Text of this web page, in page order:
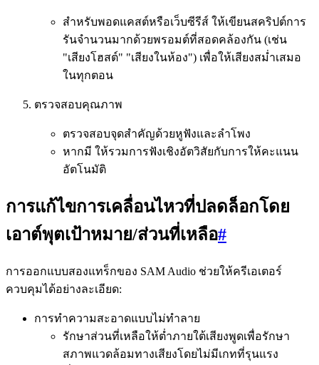
สำหรับพอดแคสต์หรือเว็บซีรีส์ ให้เขียนสคริปต์การ
รันจำนวนมากด้วยพรอมต์ที่สอดคล้องกัน (เช่น
"เสียงโฮสต์" "เสียงในห้อง") เพื่อให้เสียงสม่ำเสมอ
ในทุกตอน
ตรวจสอบคุณภาพ
ตรวจสอบจุดสำคัญด้วยหูฟังและลำโพง
หากมี ให้รวมการฟังเชิงอัตวิสัยกับการให้คะแนน
อัตโนมัติ
การแก้ไขการเคลื่อนไหวที่ปลดล็อกโดย
เอาต์พุตเป้าหมาย/ส่วนที่เหลือ#
การออกแบบสองแทร็กของ SAM Audio ช่วยให้ครีเอเตอร์
ควบคุมได้อย่างละเอียด:
การทำความสะอาดแบบไม่ทำลาย
รักษาส่วนที่เหลือให้ต่ำภายใต้เสียงพูดเพื่อรักษา
สภาพแวดล้อมทางเสียงโดยไม่มีเกทที่รุนแรง